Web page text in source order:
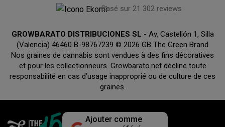
Basé sur 21 302 reviews
GROWBARATO DISTRIBUCIONES SL - Av. Castellón 1, Silla
(Valencia) 46460 B-98767239 © 2026 GB The Green Brand
Nos graines de cannabis sont vendues à des fins décoratives
et pour les collectionneurs. Growbarato.net décline toute
responsabilité en cas d’usage inapproprié ou de culture de ces
graines.
Ajouter comme